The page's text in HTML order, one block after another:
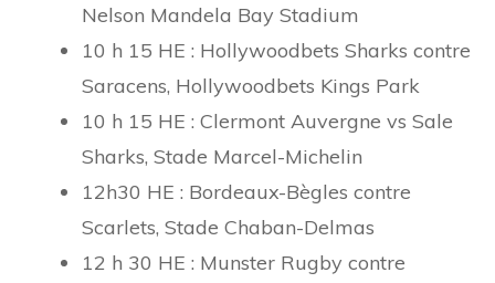
Nelson Mandela Bay Stadium
10 h 15 HE : Hollywoodbets Sharks contre
Saracens, Hollywoodbets Kings Park
10 h 15 HE : Clermont Auvergne vs Sale
Sharks, Stade Marcel-Michelin
12h30 HE : Bordeaux-Bègles contre
Scarlets, Stade Chaban-Delmas
12 h 30 HE : Munster Rugby contre